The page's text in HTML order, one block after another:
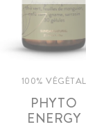
100% VÉGÉTAL
PHYTO
ENERGY